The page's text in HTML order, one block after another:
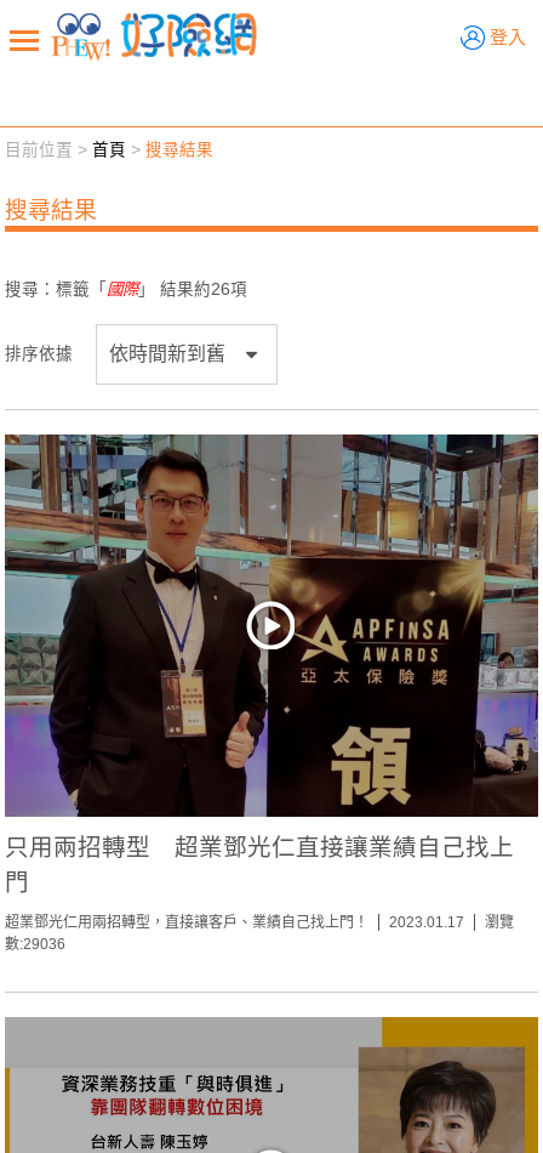
登入
新聞觀點 業務交流
退休先準備 好險學堂 輔銷工具 活動專區
目前位置 >首頁 >搜尋結果
搜尋結果
搜尋：標籤「 國際」 結果約26項
排序依據
只用兩招轉型 超業鄧光仁直接讓業績自己找上
門
超業鄧光仁用兩招轉型，直接讓客戶、業績自己找上門！ 2023.01.17
瀏覽
數:29036